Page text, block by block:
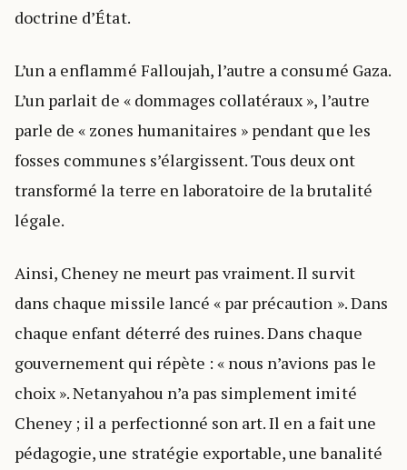
doctrine d’État.
L’un a enflammé Falloujah, l’autre a consumé Gaza.
L’un parlait de « dommages collatéraux », l’autre
parle de « zones humanitaires » pendant que les
fosses communes s’élargissent. Tous deux ont
transformé la terre en laboratoire de la brutalité
légale.
Ainsi, Cheney ne meurt pas vraiment. Il survit
dans chaque missile lancé « par précaution ». Dans
chaque enfant déterré des ruines. Dans chaque
gouvernement qui répète : « nous n’avions pas le
choix ». Netanyahou n’a pas simplement imité
Cheney ; il a perfectionné son art. Il en a fait une
pédagogie, une stratégie exportable, une banalité